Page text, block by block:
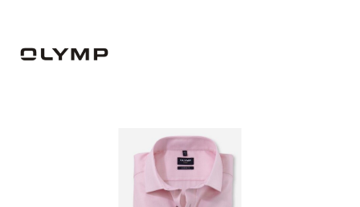
Bildergalerie überspringen